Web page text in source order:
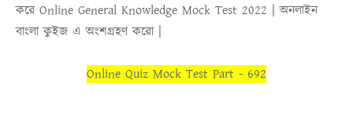
করে Online General Knowledge Mock Test 2022
অনলাইন
বাংলা কুইজ এ অংশগ্রহণ করো |
Online Quiz Mock Test Part - 692